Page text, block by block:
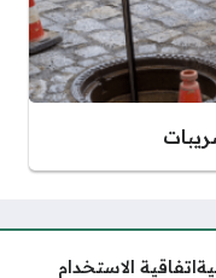
اتفاقية الاستخدام